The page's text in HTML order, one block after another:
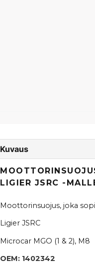
Kuvaus
LIGIER JSRC -
Moottorinsuojus, joka
Ligier JSRC
Microcar MGO (1 & 2), M8
OEM: 1402342